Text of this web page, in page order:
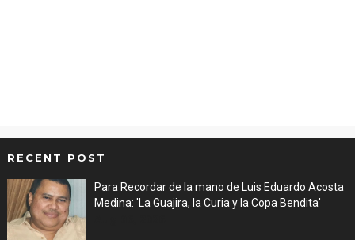
RECENT POST
Para Recordar de la mano de Luis Eduardo Acosta
Medina: 'La Guajira, la Curia y la Copa Bendita'